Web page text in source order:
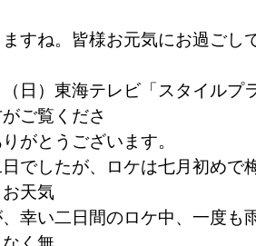
すね。皆様お元気にお過ごし
日）東海テレビ「スタイルプ
ご覧くださ
がとうございます。
でしたが、ロケは七月初めで
天気
幸い二日間のロケ中、一度も